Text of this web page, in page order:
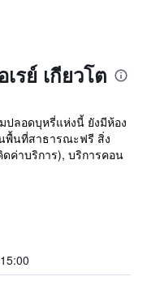
รย์ เกียวโต
ปลอดบุหรี่แห่งนี้ ยังมีห้อง
พื้นที่สาธารณะฟรี สิ่ง
ค่าบริการ), บริการคอน
15:00